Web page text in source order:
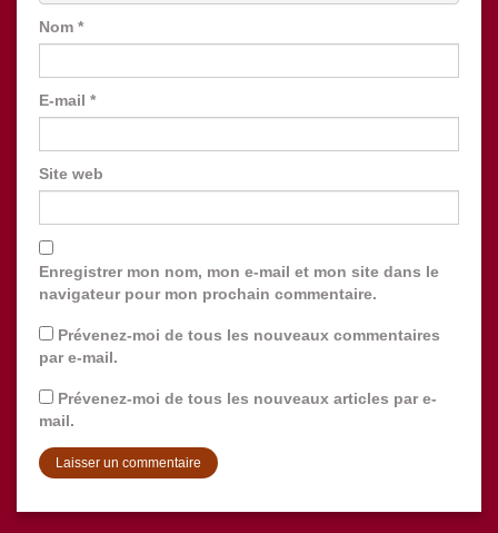
Nom *
E-mail *
Site web
Enregistrer mon nom, mon e-mail et mon site dans le
navigateur pour mon prochain commentaire.
Prévenez-moi de tous les nouveaux commentaires
par e-mail.
Prévenez-moi de tous les nouveaux articles par e-
mail.